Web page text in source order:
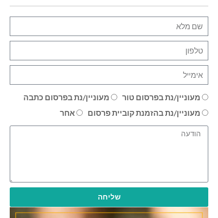
מעוניין/נת בפרסום טור
מעוניין/נת בפרסום כתבה
מעוניין/נת בהזמנת קוביית פרסום
אחר
שליחה